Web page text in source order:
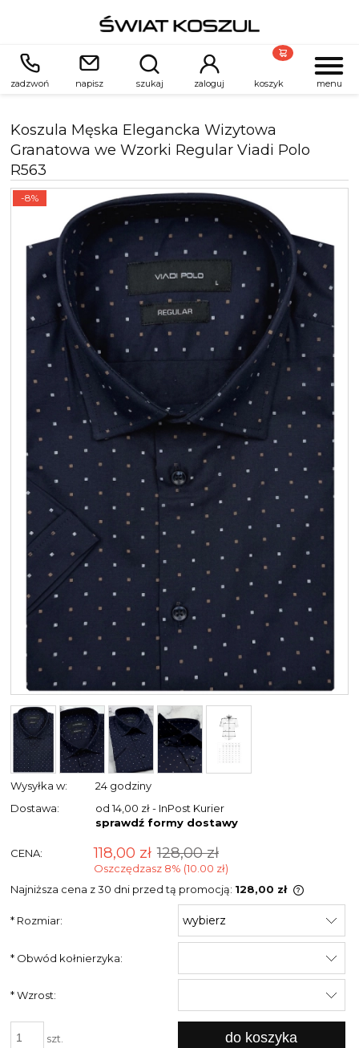
menu
zadzwoń napisz szukaj zaloguj koszyk
Koszula Męska Elegancka Wizytowa
Granatowa we Wzorki Regular Viadi Polo
R563
-8%
Wysyłka w:
24 godziny
Dostawa:
od 14,00 zł - InPost Kurier
sprawdź formy dostawy
CENA: 118,00 zł 128,00 zł
Oszczędzasz 8% (10.00 zł)
Najniższa cena z 30 dni przed tą promocją: 128,00 zł
Jeżeli
niż 30
cena od
* Rozmiar:
* Obwód kołnierzyka:
*Wzrost:
szt. do koszyka